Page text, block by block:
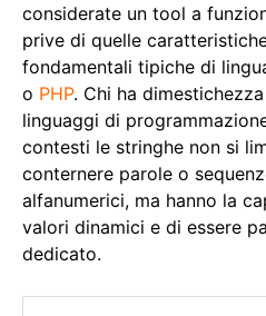
considerate un tool a
prive di quelle
fondamentali tipiche di
o PHP. Chi ha
linguaggi di
contesti le stringhe non si
conternere parole o
alfanumerici, ma hanno la
valori dinamici e di essere
dedicato.